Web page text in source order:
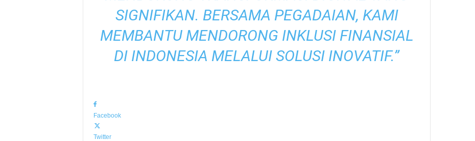
SIGNIFIKAN. BERSAMA PEGADAIAN, KAMI
MEMBANTU MENDORONG INKLUSI FINANSIAL
DI INDONESIA MELALUI SOLUSI INOVATIF.”
Facebook
Twitter